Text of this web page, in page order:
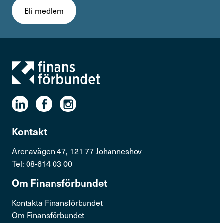
Bli medlem
Kontakt
Arenavägen 47, 121 77 Johanneshov
Tel: 08-614 03 00
Om Finans­för­bundet
Kontakta Finansförbundet
Om Finansförbundet